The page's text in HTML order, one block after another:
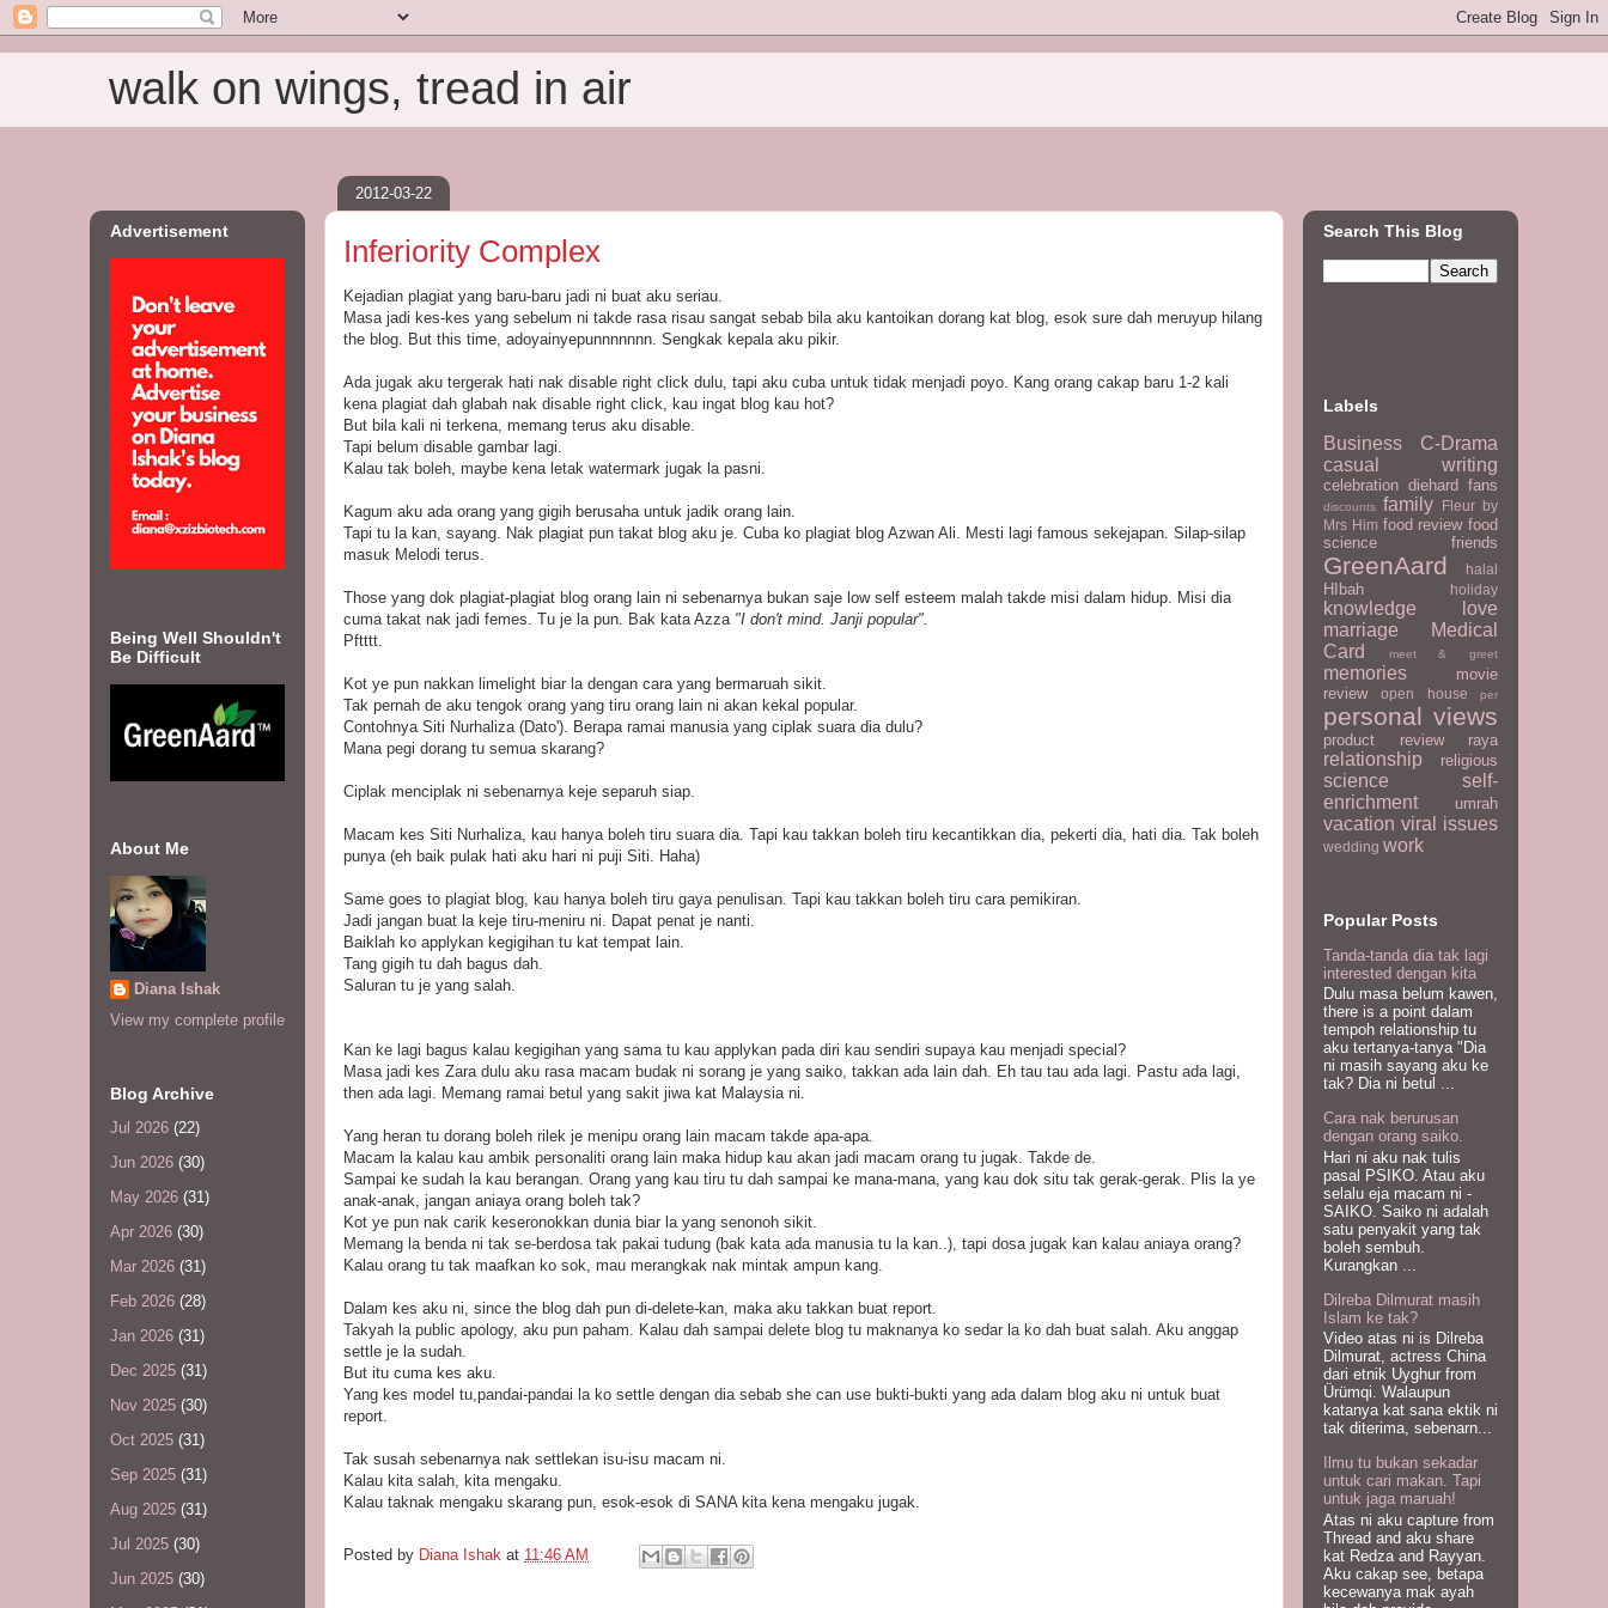
walk on wings, tread in air
2012-03-22
Inferiority Complex
Kejadian plagiat yang baru-baru jadi ni buat aku seriau.
Masa jadi kes-kes yang sebelum ni takde rasa risau sangat sebab bila aku kantoikan dorang kat blog, esok sure dah meruyup hilang
the blog. But this time, adoyainyepunnnnnnn. Sengkak kepala aku pikir.
Ada jugak aku tergerak hati nak disable right click dulu, tapi aku cuba untuk tidak menjadi poyo. Kang orang cakap baru 1-2 kali
kena plagiat dah glabah nak disable right click, kau ingat blog kau hot?
But bila kali ni terkena, memang terus aku disable.
Tapi belum disable gambar lagi.
Kalau tak boleh, maybe kena letak watermark jugak la pasni.
Kagum aku ada orang yang gigih berusaha untuk jadik orang lain.
Tapi tu la kan, sayang. Nak plagiat pun takat blog aku je. Cuba ko plagiat blog Azwan Ali. Mesti lagi famous sekejapan. Silap-silap
masuk Melodi terus.
Those yang dok plagiat-plagiat blog orang lain ni sebenarnya bukan saje low self esteem malah takde misi dalam hidup. Misi dia
cuma takat nak jadi femes. Tu je la pun. Bak kata Azza"I don't mind. Janji popular".
Pftttt.
Kot ye pun nakkan limelight biar la dengan cara yang bermaruah sikit.
Tak pernah de aku tengok orang yang tiru orang lain ni akan kekal popular.
Contohnya Siti Nurhaliza (Dato'). Berapa ramai manusia yang ciplak suara dia dulu?
Mana pegi dorang tu semua skarang?
Ciplak menciplak ni sebenarnya keje separuh siap.
Macam kes Siti Nurhaliza, kau hanya boleh tiru suara dia. Tapi kau takkan boleh tiru kecantikkan dia, pekerti dia, hati dia. Tak boleh
punya (eh baik pulak hati aku hari ni puji Siti. Haha)
Same goes to plagiat blog, kau hanya boleh tiru gaya penulisan. Tapi kau takkan boleh tiru cara pemikiran.
Jadi jangan buat la keje tiru-meniru ni. Dapat penat je nanti.
Baiklah ko applykan kegigihan tu kat tempat lain.
Tang gigih tu dah bagus dah.
Saluran tu je yang salah.
Kan ke lagi bagus kalau kegigihan yang sama tu kau applykan pada diri kau sendiri supaya kau menjadi special?
Masa jadi kes Zara dulu aku rasa macam budak ni sorang je yang saiko, takkan ada lain dah. Eh tau tau ada lagi. Pastu ada lagi,
then ada lagi. Memang ramai betul yang sakit jiwa kat Malaysia ni.
Yang heran tu dorang boleh rilek je menipu orang lain macam takde apa-apa.
Macam la kalau kau ambik personaliti orang lain maka hidup kau akan jadi macam orang tu jugak. Takde de.
Sampai ke sudah la kau berangan. Orang yang kau tiru tu dah sampai ke mana-mana, yang kau dok situ tak gerak-gerak. Plis la ye
anak-anak, jangan aniaya orang boleh tak?
Kot ye pun nak carik keseronokkan dunia biar la yang senonoh sikit.
Memang la benda ni tak se-berdosa tak pakai tudung (bak kata ada manusia tu la kan..), tapi dosa jugak kan kalau aniaya orang?
Kalau orang tu tak maafkan ko sok, mau merangkak nak mintak ampun kang.
Dalam kes aku ni, since the blog dah pun di-delete-kan, maka aku takkan buat report.
Takyah la public apology, aku pun paham. Kalau dah sampai delete blog tu maknanya ko sedar la ko dah buat salah. Aku anggap
settle je la sudah.
But itu cuma kes aku.
Yang kes model tu,pandai-pandai la ko settle dengan dia sebab she can use bukti-bukti yang ada dalam blog aku ni untuk buat
report.
Tak susah sebenarnya nak settlekan isu-isu macam ni.
Kalau kita salah, kita mengaku.
Kalau taknak mengaku skarang pun, esok-esok di SANA kita kena mengaku jugak.
Posted by Diana Ishak at 11:46 AM
Advertisement
Being Well Shouldn't
Be Difficult
About Me
Diana Ishak
View my complete profile
Blog Archive
Jul 2026 (22)
Jun 2026 (30)
May 2026 (31)
Apr 2026 (30)
Mar 2026 (31)
Feb 2026 (28)
Jan 2026 (31)
Dec 2025 (31)
Nov 2025 (30)
Oct 2025 (31)
Sep 2025 (31)
Aug 2025 (31)
Jul 2025 (30)
Jun 2025 (30)
Search This Blog
Labels
Business
C-Drama
casual writing
celebration diehard fans
discounts family
Fleur by
Mrs Him food review food
science
friends
GreenAard halal
HIbah holiday
knowledge
love
marriage
Medical
Card
meet & greet
memories
movie
review
open house per
personal views
product review raya
relationship religious
science
self-
enrichment
umrah
vacation viral issues
wedding work
Popular Posts
Tanda-tanda dia tak lagi
interested dengan kita
Dulu masa belum kawen,
there is a point dalam
tempoh relationship tu
aku tertanya-tanya "Dia
ni masih sayang aku ke
tak? Dia ni betul ...
Cara nak berurusan
dengan orang saiko.
Hari ni aku nak tulis
pasal PSIKO. Atau aku
selalu eja macam ni -
SAIKO. Saiko ni adalah
satu penyakit yang tak
boleh sembuh.
Kurangkan ...
Dilreba Dilmurat masih
Islam ke tak?
Video atas ni is Dilreba
Dilmurat, actress China
dari etnik Uyghur from
Ürümqi. Walaupun
katanya kat sana ektik ni
tak diterima, sebenarn...
Ilmu tu bukan sekadar
untuk cari makan. Tapi
untuk jaga maruah!
Atas ni aku capture from
Thread and aku share
kat Redza and Rayyan.
Aku cakap see, betapa
kecewanya mak ayah